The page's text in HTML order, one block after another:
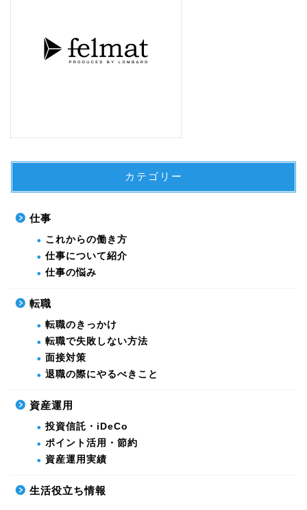
カテゴリー
仕事
これからの働き方
仕事について紹介
仕事の悩み
転職
転職のきっかけ
転職で失敗しない方法
面接対策
退職の際にやるべきこと
資産運用
投資信託・iDeCo
ポイント活用・節約
資産運用実績
生活役立ち情報